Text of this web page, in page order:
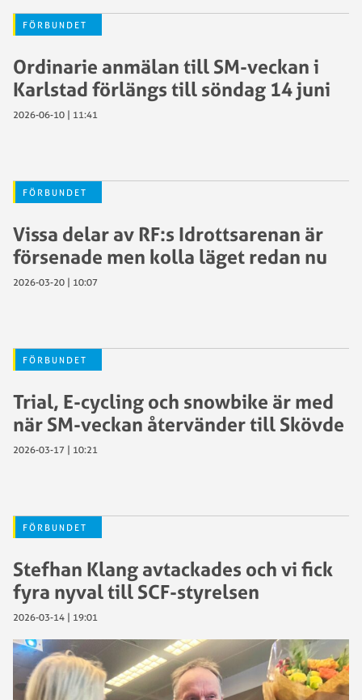
FÖRBUNDET
Ordinarie anmälan till SM-veckan i
Karlstad förlängs till söndag 14 juni
2026-06-10 | 11:41
FÖRBUNDET
Vissa delar av RF:s Idrottsarenan är
försenade men kolla läget redan nu
2026-03-20 | 10:07
FÖRBUNDET
Trial, E-cycling och snowbike är med
när SM-veckan återvänder till Skövde
2026-03-17 | 10:21
FÖRBUNDET
Stefhan Klang avtackades och vi fick
fyra nyval till SCF-styrelsen
2026-03-14 | 19:01